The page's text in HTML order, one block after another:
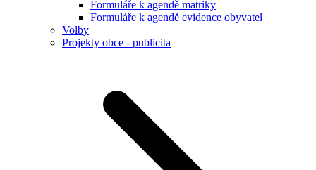
Formuláře k agendě matriky
Formuláře k agendě evidence obyvatel
Volby
Projekty obce - publicita